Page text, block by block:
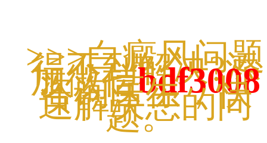
>>>白癜风问题
得不到解决?添
加微信bdf3008
咨询医生，快
速解决您的问
题。